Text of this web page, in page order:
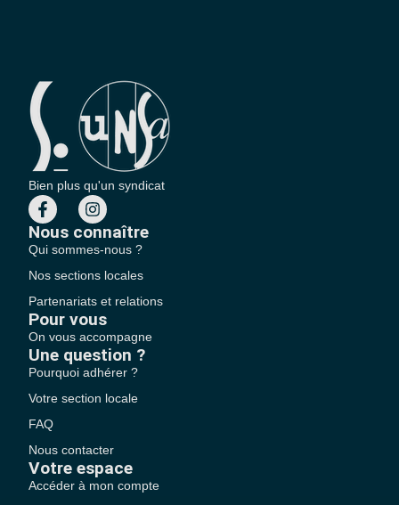
Bien plus qu'un syndicat
Nous connaître
Qui sommes-nous ?
Nos sections locales
Partenariats et relations
Pour vous
On vous accompagne
Une question ?
Pourquoi adhérer ?
Votre section locale
FAQ
Nous contacter
Votre espace
Accéder à mon compte